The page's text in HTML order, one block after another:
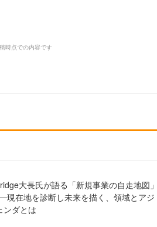
時点での内容です
大長氏が語る「新規事業の自走地図」
現在地を診断し未来を描く、領域とアジ
ンダとは